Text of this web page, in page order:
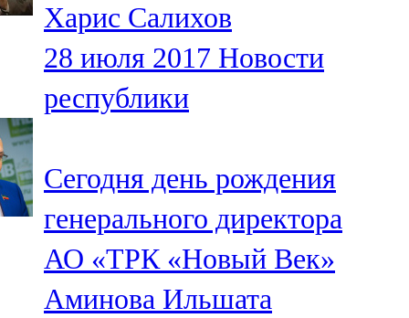
Харис Салихов
28 июля 2017 Новости
республики
Сегодня день рождения
генерального директора
АО «ТРК «Новый Век»
Аминова Ильшата